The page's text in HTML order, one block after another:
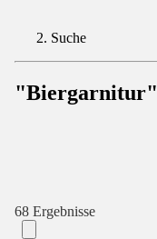
Suche
"Biergarnitur"
68 Ergebnisse